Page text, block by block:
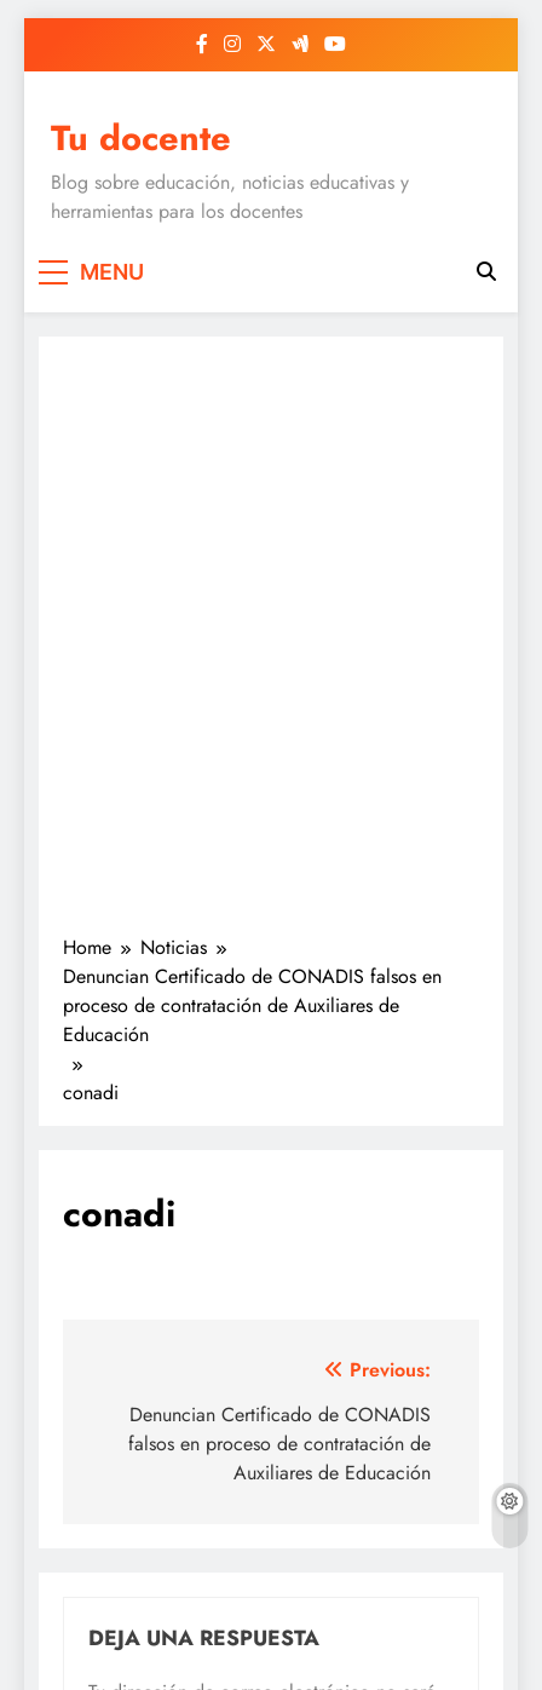
Tu docente
Blog sobre educación, noticias educativas y
herramientas para los docentes
MENU
Home
Noticias
Denuncian Certificado de CONADIS falsos en
proceso de contratación de Auxiliares de
Educación
conadi
conadi
entradas
Previous:
Denuncian Certificado de CONADIS
falsos en proceso de contratación de
Auxiliares de Educación
DEJA UNA RESPUESTA